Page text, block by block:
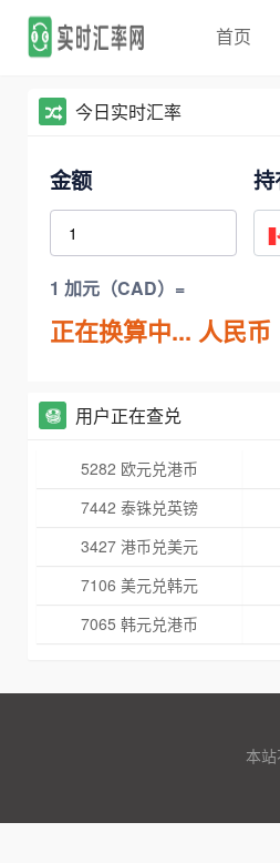
首页
今日实时汇率
金额
1 加元（CAD）=
正在换算中... 人民币
用户正在查兑
5282 欧元兑港币
7442 泰铢兑英镑
3427 港币兑美元
7106 美元兑韩元
7065 韩元兑港币
本